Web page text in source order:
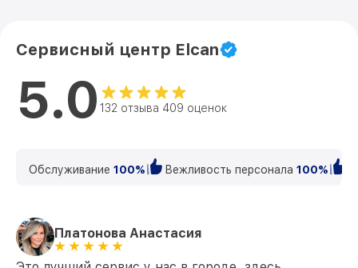
Сервисный центр Elcan
5.0 132 отзыва 409 оценок
Обслуживание 100% Вежливость персонала 100%
Платонова Анастасия